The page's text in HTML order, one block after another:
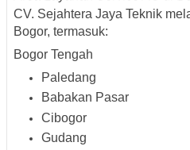
CV. Sejahtera Jaya Teknik
Bogor, termasuk:
Bogor Tengah
Paledang
Babakan Pasar
Cibogor
Gudang